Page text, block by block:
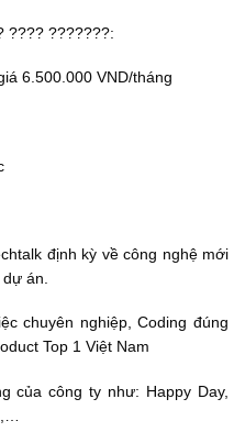
???? ???????:
6.500.000 VND/tháng
định kỳ về công nghệ mới
án.
chuyên nghiệp, Coding đúng
Top 1 Việt Nam
của công ty như: Happy Day,